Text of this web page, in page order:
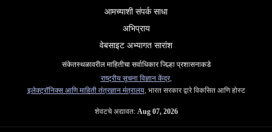
आमच्याशी संपर्क साधा
अभिप्राय
वेबसाइट अभ्यागत सारांश
संकेतस्थळावरील माहितीचा सर्वाधिकार जिल्हा प्रशासनाकडे
राष्ट्रीय सूचना विज्ञान केंद्र,
इलेक्ट्रॉनिक्स आणि माहिती तंत्रज्ञान मंत्रालय, भारत सरकार द्वारे विकसित आणि होस्ट
शेवटचे अद्यावत: Aug 07, 2026